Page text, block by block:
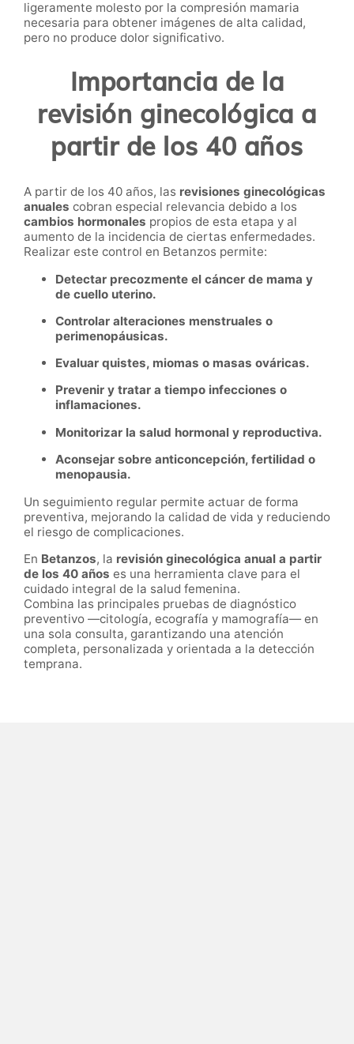
ligeramente molesto por la compresión mamaria
necesaria para obtener imágenes de alta calidad,
pero no produce dolor significativo.
Importancia de la
revisión ginecológica a
partir de los 40 años
A partir de los 40 años, las revisiones ginecológicas
anuales cobran especial relevancia debido a los
cambios hormonales propios de esta etapa y al
aumento de la incidencia de ciertas enfermedades.
Realizar este control en Betanzos permite:
Detectar precozmente el cáncer de mama y
de cuello uterino.
Controlar alteraciones menstruales o
perimenopáusicas.
Evaluar quistes, miomas o masas ováricas.
Prevenir y tratar a tiempo infecciones o
inflamaciones.
Monitorizar la salud hormonal y reproductiva.
Aconsejar sobre anticoncepción, fertilidad o
menopausia.
Un seguimiento regular permite actuar de forma
preventiva, mejorando la calidad de vida y reduciendo
el riesgo de complicaciones.
En Betanzos, la revisión ginecológica anual a partir
de los 40 años es una herramienta clave para el
cuidado integral de la salud femenina.
Combina las principales pruebas de diagnóstico
preventivo —citología, ecografía y mamografía— en
una sola consulta, garantizando una atención
completa, personalizada y orientada a la detección
temprana.